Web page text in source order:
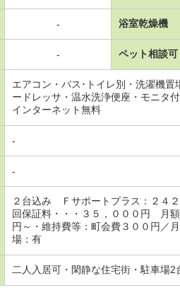
- 浴室乾燥機
- ペット相談可
エアコン・バス･トイレ別・洗濯機
ードレッサ・温水洗浄便座・モニタ
インターネット無料
-
-
２台込み Ｆサポートプラス：２４
回保証料・・・３５，０００円 月
円～・維持費等：町会費３００円／
場：有
二人入居可・閑静な住宅街・駐車場